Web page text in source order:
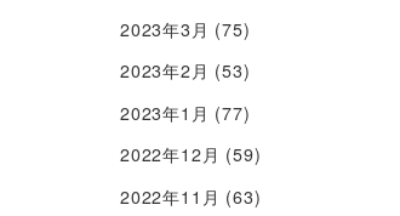
2023年3月 (75)
2023年2月 (53)
2023年1月 (77)
2022年12月 (59)
2022年11月 (63)